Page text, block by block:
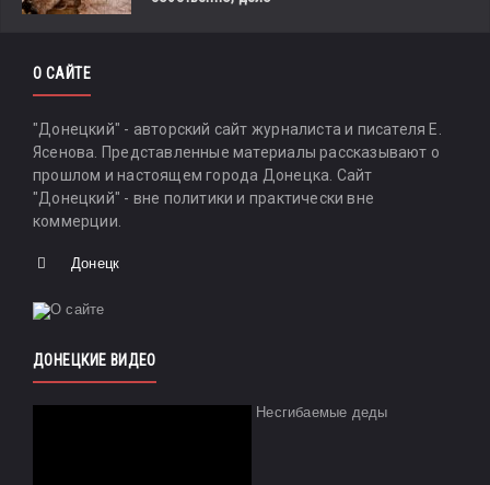
О САЙТЕ
"Донецкий" - авторский сайт журналиста и писателя Е.
Ясенова. Представленные материалы рассказывают о
прошлом и настоящем города Донецка. Сайт
"Донецкий" - вне политики и практически вне
коммерции.
Донецк
ДОНЕЦКИЕ ВИДЕО
Несгибаемые деды